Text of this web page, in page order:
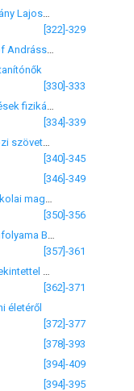
[322]-329
[330]-333
[334]-339
[340]-345
[346]-349
[350]-356
[357]-361
[362]-371
életéről
[372]-377
[378]-393
[394]-409
[394]-395